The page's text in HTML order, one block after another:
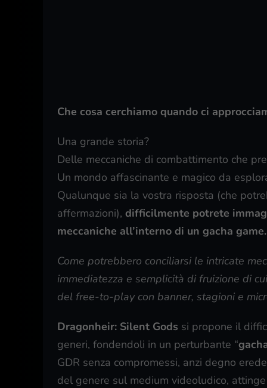
Che cosa cerchiamo quando ci
Una grande storia?
Delle meccaniche di combattimento che
Un mondo affascinante e magico da
Qualunque sia la vostra risposta (che
affermazioni), difficilmente potrete
meccaniche all’interno di un gacha game.
Come potrebbero conciliarsi le intricate
immediatezza e semplicità di fruizione di
del free-to-play con banner, stagioni e
Dragonheir: Silent Gods si propone il
generi, fondendoli in un perturbante “
GDR senza compromessi, anzi degno
del genere sul medium videoludico,